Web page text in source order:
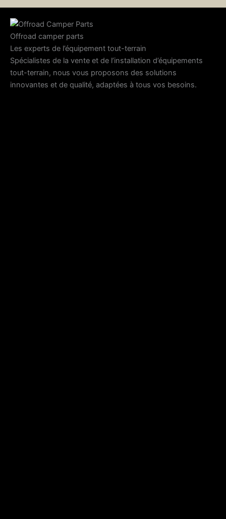
Offroad camper parts
Les experts de l’équipement tout-terrain
Spécialistes de la vente et de l’installation d’équipements
tout-terrain, nous vous proposons des solutions
innovantes et de qualité, adaptées à tous vos besoins.